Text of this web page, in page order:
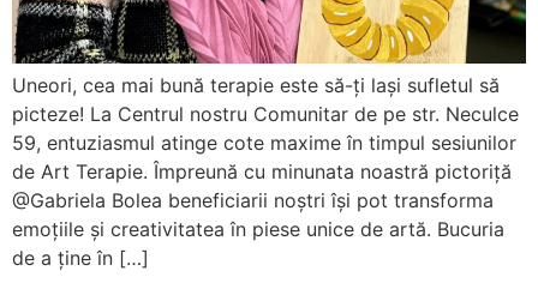
Uneori, cea mai bună terapie este să-ți lași sufletul să
picteze! La Centrul nostru Comunitar de pe str. Neculce
59, entuziasmul atinge cote maxime în timpul sesiunilor
de Art Terapie. Împreună cu minunata noastră pictoriță
@Gabriela Bolea beneficiarii noștri își pot transforma
emoțiile și creativitatea în piese unice de artă. Bucuria
de a ține în […]